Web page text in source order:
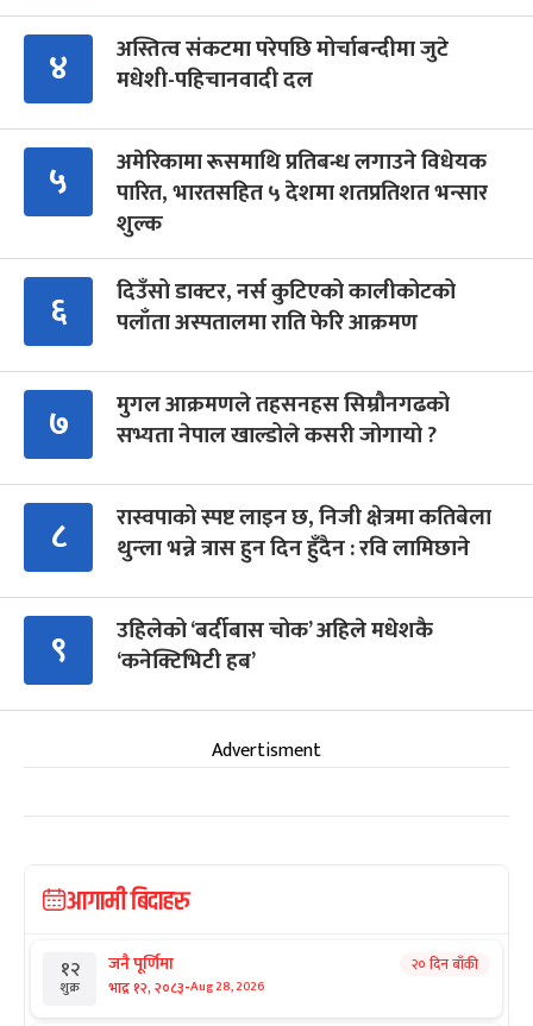
४
अस्तित्व संकटमा परेपछि मोर्चाबन्दीमा जुटे
मधेशी-पहिचानवादी दल
५
अमेरिकामा रूसमाथि प्रतिबन्ध लगाउने विधेयक
पारित, भारतसहित ५ देशमा शतप्रतिशत भन्सार
शुल्क
६
दिउँसो डाक्टर, नर्स कुटिएको कालीकोटको
पलाँता अस्पतालमा राति फेरि आक्रमण
७
मुगल आक्रमणले तहसनहस सिम्रौनगढको
सभ्यता नेपाल खाल्डोले कसरी जोगायो ?
८
रास्वपाको स्पष्ट लाइन छ, निजी क्षेत्रमा कतिबेला
थुन्ला भन्ने त्रास हुन दिन हुँदैन : रवि लामिछाने
९
उहिलेको ‘बर्दीबास चोक’ अहिले मधेशकै
‘कनेक्टिभिटी हब’
Advertisment
आगामी बिदाहरु
१२
शुक्र
जनै पूर्णिमा
भाद्र १२, २०८३-Aug 28, 2026
२० दिन बाँकी